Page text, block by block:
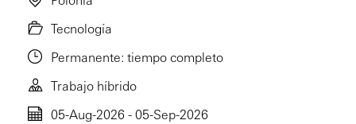
Tecnología
Permanente: tiempo completo
Trabajo híbrido
05-Aug-2026 - 05-Sep-2026